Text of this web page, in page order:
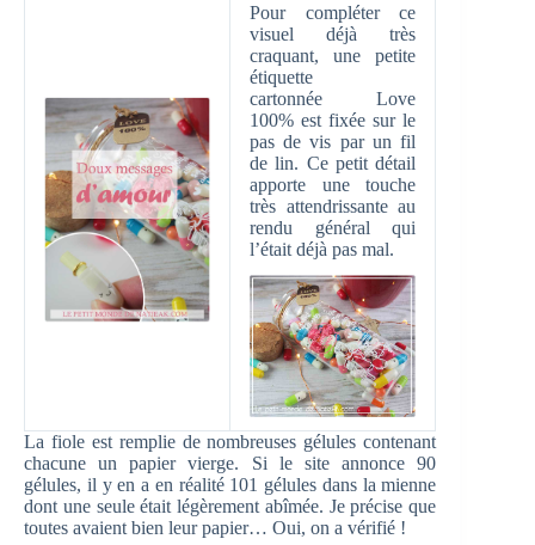
Pour compléter ce
visuel déjà très
craquant, une petite
étiquette
cartonnée Love
100% est fixée sur le
pas de vis par un fil
de lin. Ce petit détail
apporte une touche
très attendrissante au
rendu général qui
l’était déjà pas mal.
La fiole est remplie de nombreuses gélules contenant
chacune un papier vierge. Si le site annonce 90
gélules, il y en a en réalité 101 gélules dans la mienne
dont une seule était légèrement abîmée. Je précise que
toutes avaient bien leur papier… Oui, on a vérifié !